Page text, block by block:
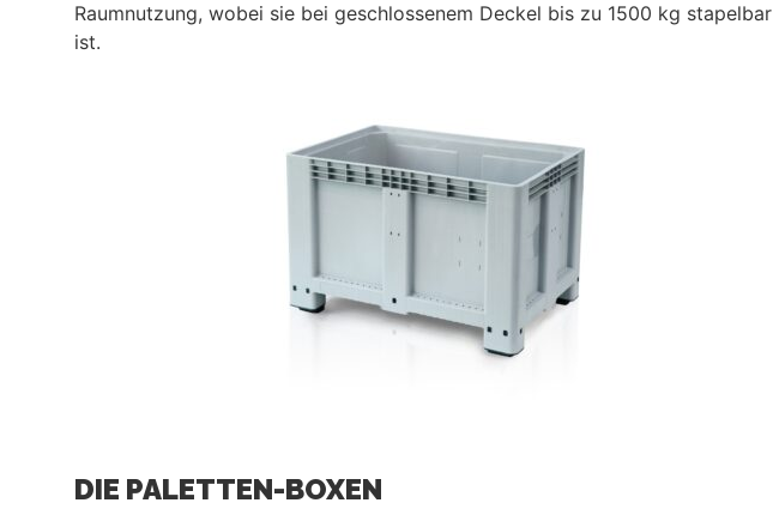
Raumnutzung, wobei sie bei geschlossenem Deckel bis zu 1500 kg stapelbar
ist.
DIE PALETTEN-BOXEN